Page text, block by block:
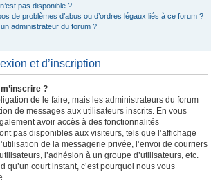
pas disponible ?
de problèmes d’abus ou d’ordres légaux liés à ce forum ?
administrateur du forum ?
et d’inscription
?
de le faire, mais les administrateurs du forum
de messages aux utilisateurs inscrits. En vous
avoir accès à des fonctionnalités
pas disponibles aux visiteurs, tels que l’affichage
de la messagerie privée, l’envoi de courriers
l’adhésion à un groupe d’utilisateurs, etc.
qu’un court instant, c’est pourquoi nous vous